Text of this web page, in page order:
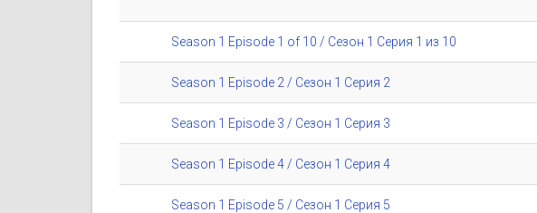
Season 1 Episode 1 of 10 / Сезон 1 Серия 1 из 10
Season 1 Episode 2 / Сезон 1 Серия 2
Season 1 Episode 3 / Сезон 1 Серия 3
Season 1 Episode 4 / Сезон 1 Серия 4
Season 1 Episode 5 / Сезон 1 Серия 5